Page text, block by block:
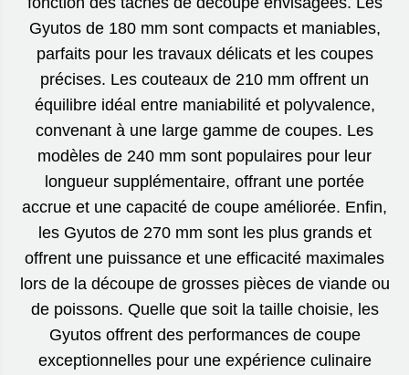
Gyutos de 180 mm sont compacts et maniables,
parfaits pour les travaux délicats et les coupes
précises. Les couteaux de 210 mm offrent un
équilibre idéal entre maniabilité et polyvalence,
convenant à une large gamme de coupes. Les
modèles de 240 mm sont populaires pour leur
longueur supplémentaire, offrant une portée
accrue et une capacité de coupe améliorée. Enfin,
les Gyutos de 270 mm sont les plus grands et
offrent une puissance et une efficacité maximales
lors de la découpe de grosses pièces de viande ou
de poissons. Quelle que soit la taille choisie, les
Gyutos offrent des performances de coupe
exceptionnelles pour une expérience culinaire